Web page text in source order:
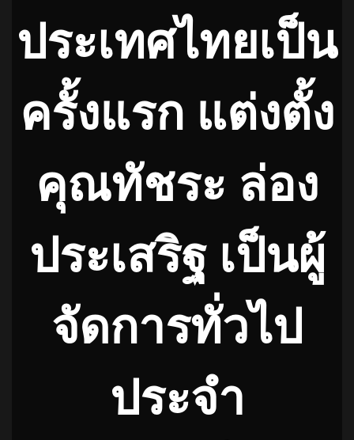
ประเทศไทยเป็น
ครั้งแรก แต่งตั้ง
คุณทัชระ ล่อง
ประเสริฐ เป็นผู้
จัดการทั่วไป
ประจำ